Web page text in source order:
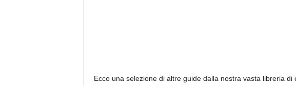
Ecco una selezione di altre guide dalla nostra vasta libreria